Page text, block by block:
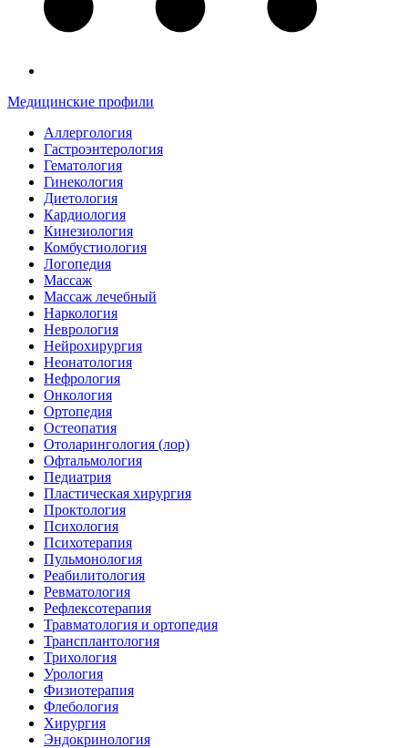
Медицинские профили
Аллергология
Гастроэнтерология
Гематология
Гинекология
Диетология
Кардиология
Кинезиология
Комбустиология
Логопедия
Массаж
Массаж лечебный
Наркология
Неврология
Нейрохирургия
Неонатология
Нефрология
Онкология
Ортопедия
Остеопатия
Отоларингология (лор)
Офтальмология
Педиатрия
Пластическая хирургия
Проктология
Психология
Психотерапия
Пульмонология
Реабилитология
Ревматология
Рефлексотерапия
Травматология и ортопедия
Трансплантология
Трихология
Урология
Физиотерапия
Флебология
Хирургия
Эндокринология